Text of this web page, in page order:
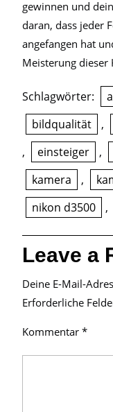
gewinnen und
daran, dass jeder
angefangen hat
Meisterung dieser
Schlagwörter:
bildqualität
,
,
einsteiger ,
kamera
,
nikon d3500
,
Leave a
Deine E-Mail-
Erforderliche
Kommentar *